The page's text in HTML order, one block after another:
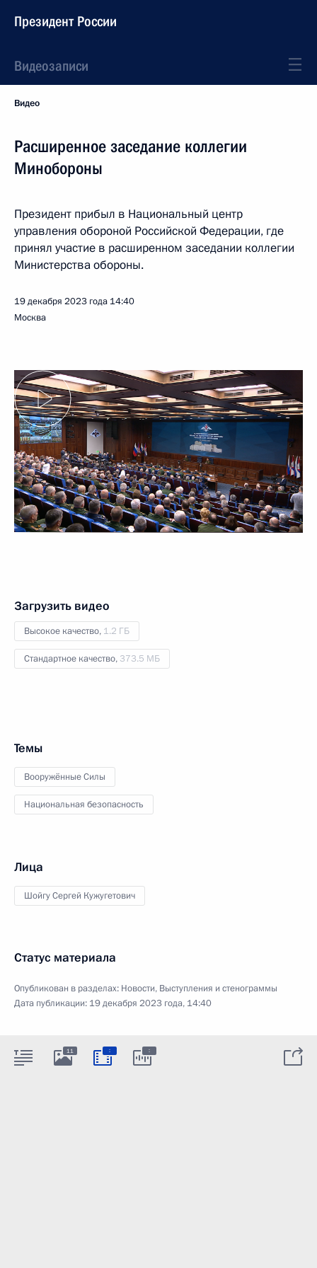
Президент России
Видеозаписи
Видео
Расширенное заседание коллегии
Минобороны
Президент прибыл в Национальный центр
управления обороной Российской Федерации, где
принял участие в расширенном заседании коллегии
Министерства обороны.
19 декабря 2023 года 14:40
Москва
Загрузить видео
Высокое качество, 1.2 ГБ
Стандартное качество, 373.5 МБ
Темы
Вооружённые Силы
Национальная безопасность
Лица
Шойгу Сергей Кужугетович
Статус материала
Опубликован в разделах: Новости, Выступления и стенограммы
Дата публикации: 19 декабря 2023 года, 14:40
11 : :